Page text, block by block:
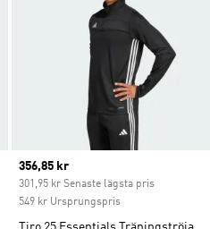
Current price
356,85 kr
301,95 kr Senaste lägsta pris
549 kr Ursprungspris